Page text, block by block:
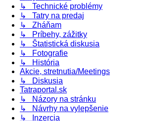
↳ Technické problémy
↳ Tatry na predaj
↳ Zháňam
↳ Príbehy, zážitky
↳ Štatistická diskusia
↳ Fotografie
↳ História
Akcie, stretnutia/Meetings
↳ Diskusia
Tatraportal.sk
↳ Názory na stránku
↳ Návrhy na vylepšenie
↳ Inzercia